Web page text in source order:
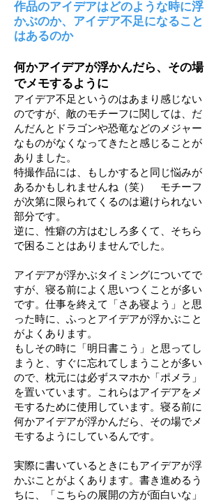
作品のアイデアはどのような時に浮
かぶのか、アイデア不足になること
はあるのか
何かアイデアが浮かんだら、その場
でメモするように
アイデア不足というのはあまり感じない
のですが、敵のモチーフに関しては、だ
んだんとドラゴンや恐竜などのメジャー
なものがなくなってきたと感じることが
ありました。
特撮作品には、もしかすると同じ悩みが
あるかもしれませんね（笑） モチーフ
が次第に限られてくるのは避けられない
部分です。
逆に、性癖の方はむしろ多くて、そちら
で困ることはありませんでした。
アイデアが浮かぶタイミングについてで
すが、寝る前によく思いつくことが多い
です。仕事を終えて「さあ寝よう」と思
った時に、ふっとアイデアが浮かぶこと
がよくあります。
もしその時に「明日書こう」と思ってし
まうと、すぐに忘れてしまうことが多い
ので、枕元には必ずスマホか「ポメラ」
を置いています。これらはアイデアをメ
モするために使用しています。寝る前に
何かアイデアが浮かんだら、その場でメ
モするようにしているんです。
実際に書いているときにもアイデアが浮
かぶことがよくあります。書き進めるう
ちに、「こちらの展開の方が面白いな」